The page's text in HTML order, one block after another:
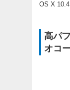
OS X 10.4
高パ
オコ